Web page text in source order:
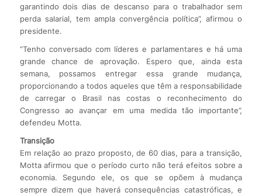
garantindo dois dias de descanso para o trabalhador sem
perda salarial, tem ampla convergência política”, afirmou o
presidente.
“Tenho conversado com líderes e parlamentares e há uma
grande chance de aprovação. Espero que, ainda esta
semana, possamos entregar essa grande mudança,
proporcionando a todos aqueles que têm a responsabilidade
de carregar o Brasil nas costas o reconhecimento do
Congresso ao avançar em uma medida tão importante”,
defendeu Motta.
Transição
Em relação ao prazo proposto, de 60 dias, para a transição,
Motta afirmou que o período curto não terá efeitos sobre a
economia. Segundo ele, os que se opõem à mudança
sempre dizem que haverá consequências catastróficas, e